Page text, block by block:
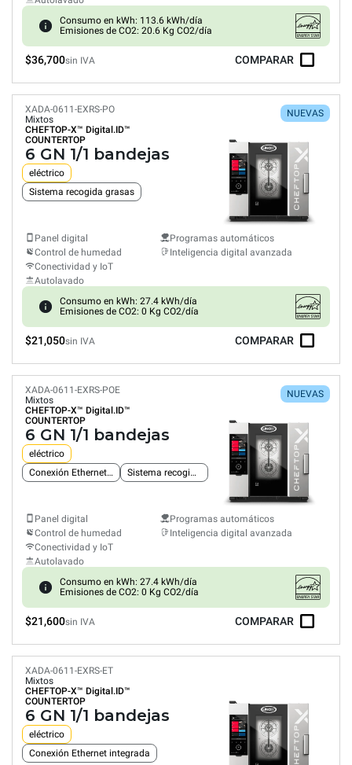
Consumo en kWh: 113.6 kWh/día
Emisiones de CO2: 20.6 Kg CO2/día
$36,700sin IVA COMPARAR
NUEVAS
XADA-0611-EXRS-PO
Mixtos
CHEFTOP-X™ Digital.ID™
COUNTERTOP
6 GN 1/1 bandejas
eléctrico
Sistema recogida grasas
Panel digital
Control de humedad
Conectividad y IoT
Autolavado
Programas automáticos
Inteligencia digital avanzada
Consumo en kWh: 27.4 kWh/día
Emisiones de CO2: 0 Kg CO2/día
$21,050sin IVA COMPARAR
NUEVAS
XADA-0611-EXRS-POE
Mixtos
CHEFTOP-X™ Digital.ID™
COUNTERTOP
6 GN 1/1 bandejas
eléctrico
Conexión Ethernet integrada
Sistema recogida grasas
Panel digital
Control de humedad
Conectividad y IoT
Autolavado
Programas automáticos
Inteligencia digital avanzada
Consumo en kWh: 27.4 kWh/día
Emisiones de CO2: 0 Kg CO2/día
$21,600sin IVA COMPARAR
XADA-0611-EXRS-ET
Mixtos
CHEFTOP-X™ Digital.ID™
COUNTERTOP
6 GN 1/1 bandejas
eléctrico
Conexión Ethernet integrada